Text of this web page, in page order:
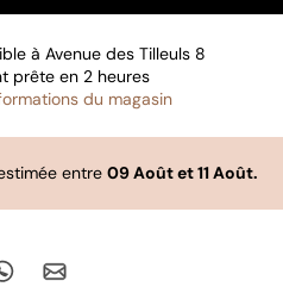
à Avenue des Tilleuls 8
prête en 2 heures
du magasin
entre 09 Août et 11 Août.